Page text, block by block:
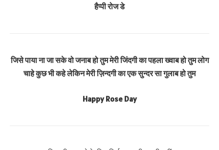
हैप्पी रोज डे
जिसे पाया ना जा सके वो जनाब हो तुम मेरी जिंदगी का पहला ख्वाब हो तुम लोग
चाहे कुछ भी कहे लेकिन मेरी ज़िन्दगी का एक सुन्दर सा गुलाब हो तुम
Happy Rose Day